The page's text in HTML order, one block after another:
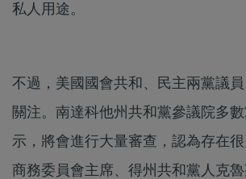
私人用途。
不過，美國國會共和、民主兩黨議
關注。南達科他州共和黨參議院多
示，將會進行大量審查，認為存在
商務委員會主席、得州共和黨人克